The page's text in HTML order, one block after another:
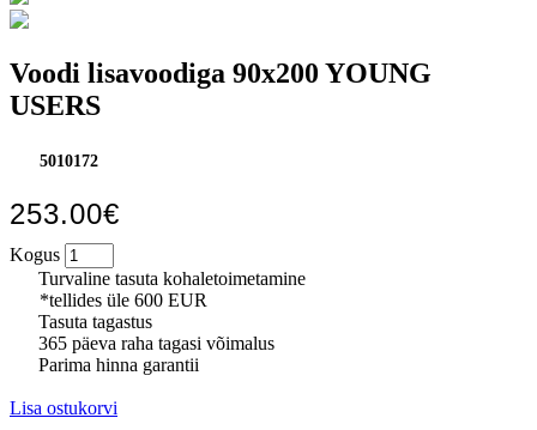
Voodi lisavoodiga 90x200 YOUNG
USERS
5010172
253.00€
Kogus
Turvaline tasuta kohaletoimetamine
*tellides üle 600 EUR
Tasuta tagastus
365 päeva raha tagasi võimalus
Parima hinna garantii
Lisa ostukorvi